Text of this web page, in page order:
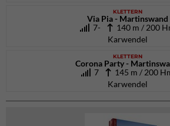
KLETTERN
Via Pia - Martinswand
7- 140 m / 200
Karwendel
KLETTERN
Corona Party -
7
145 m / 200
Karwendel